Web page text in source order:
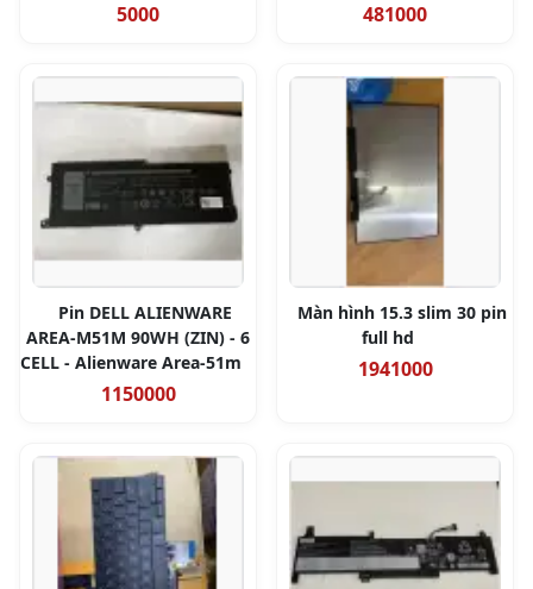
5000 481000
Pin DELL ALIENWARE
AREA-M51M 90WH (ZIN) - 6
CELL - Alienware Area-51m
1150000
Màn hình 15.3 slim 30 pin
full hd
1941000